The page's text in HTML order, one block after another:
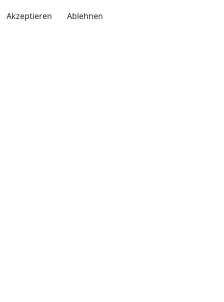
Akzeptieren Ablehnen